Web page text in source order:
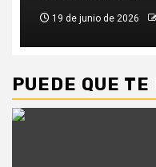
19 de junio de 2026
PUEDE QUE